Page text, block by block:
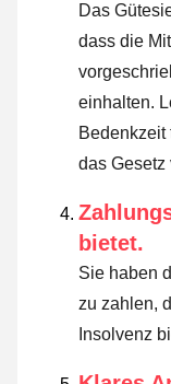
Das
dass die
einhalten.
Bedenkzeit
das Gesetz
bietet.
Sie haben
zu zahlen,
Insolvenz